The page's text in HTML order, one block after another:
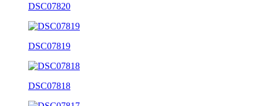
DSC07820
DSC07819
DSC07818